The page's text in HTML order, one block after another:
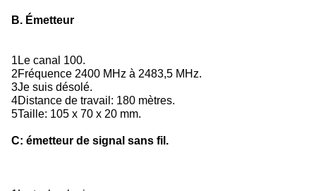
B. Émetteur
1Le canal 100.
2Fréquence 2400 MHz à 2483,5 MHz.
3Je suis désolé.
4Distance de travail: 180 mètres.
5Taille: 105 x 70 x 20 mm.
C: émetteur de signal sans fil.